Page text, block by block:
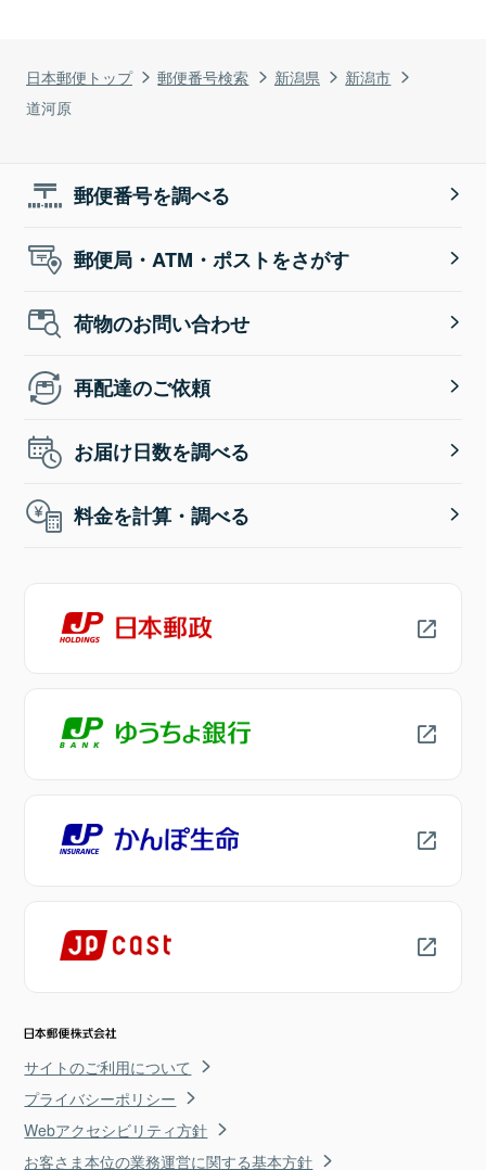
日本郵便トップ 郵便番号検索 新潟県
新潟市
道河原
郵便番号を調べる
郵便局・ATM・ポストをさがす
荷物のお問い合わせ
再配達のご依頼
お届け日数を調べる
料金を計算・調べる
サイトのご利用について
プライバシーポリシー
Webアクセシビリティ方針
お客さま本位の業務運営に関する基本方針